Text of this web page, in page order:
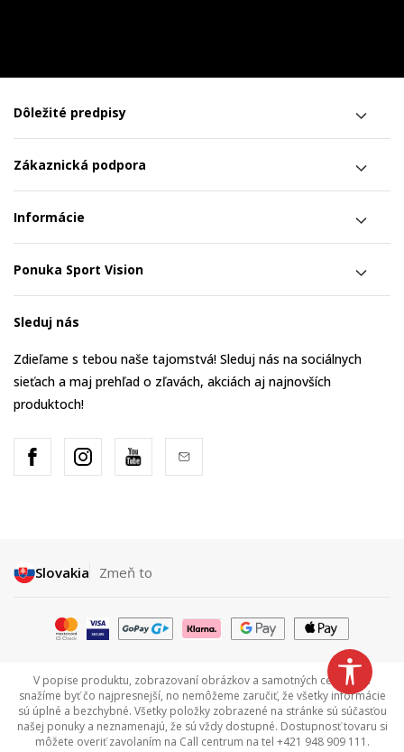
Dôležité predpisy
Zákaznická podpora
Informácie
Ponuka Sport Vision
Sleduj nás
Zdieľame s tebou naše tajomstvá! Sleduj nás na sociálnych
sieťach a maj prehľad o zľavách, akciách aj najnovších
produktoch!
Slovakia Zmeň to
V popise produktu, zobrazovaní obrázkov a samotných cenách sa
snažíme byť čo najpresnejší, no nemôžeme zaručiť, že všetky informácie
sú úplné a bezchybné. Všetky položky zobrazené na stránke sú súčasťou
našej ponuky a neznamenajú, že sú vždy dostupné. Dostupnosť tovaru si
môžete overiť zavolaním na Call centrum na tel +421 948 909 111.